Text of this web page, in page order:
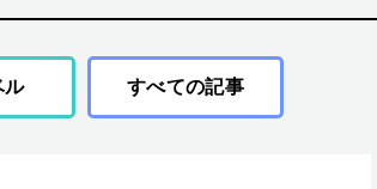
ル すべての記事